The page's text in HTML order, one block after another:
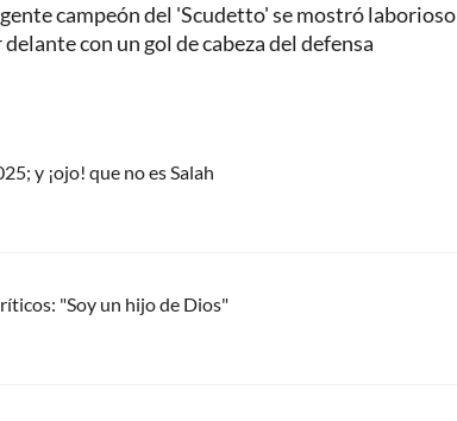
campeón del 'Scudetto' se mostró laborioso
con un gol de cabeza del defensa
y ¡ojo! que no es Salah
"Soy un hijo de Dios"